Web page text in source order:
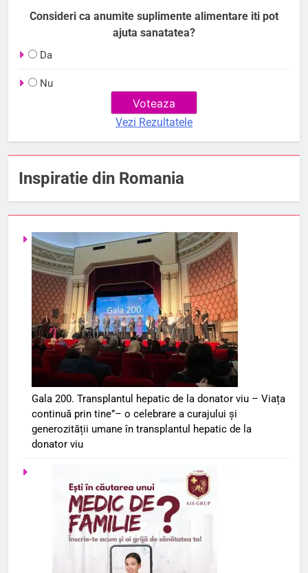
Consideri ca anumite suplimente alimentare iti pot
ajuta sanatatea?
Da
Nu
Vezi Rezultatele
Inspiratie din Romania
Gala 200. Transplantul hepatic de la donator viu – Viața
continuă prin tine”– o celebrare a curajului și
generozității umane în transplantul hepatic de la
donator viu